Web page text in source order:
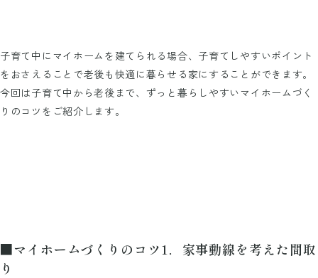
子育て中にマイホームを建てられる場合、子育てしやすいポイント
をおさえることで老後も快適に暮らせる家にすることができます。
今回は子育て中から老後まで、ずっと暮らしやすいマイホームづく
りのコツをご紹介します。
■マイホームづくりのコツ1．家事動線を考えた間取
り